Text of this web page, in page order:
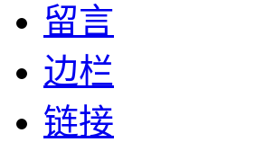
留言
边栏
链接